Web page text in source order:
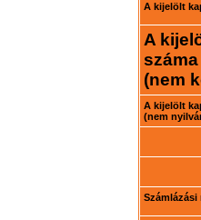
A kijelölt
A
száma
(nem
A kijelölt
(nem
Számlázási